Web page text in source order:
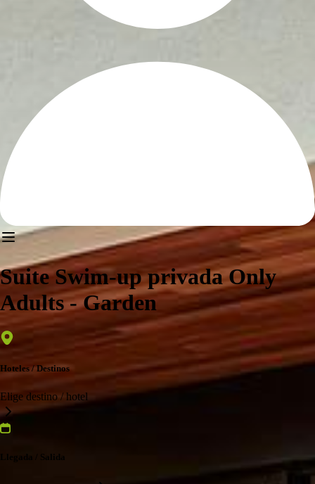
Suite Swim-up privada Only
Adults - Garden
Hoteles / Destinos
Elige destino / hotel
Llegada / Salida